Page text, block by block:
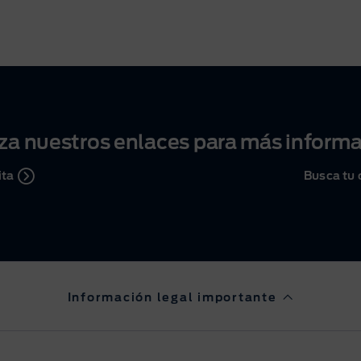
nuestros enlaces para más
Busca tu
Información legal importante